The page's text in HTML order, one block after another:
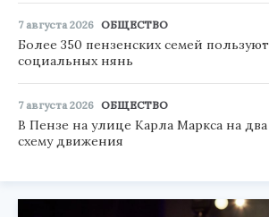
7 августа 2026 ОБЩЕСТВО
Более 350 пензенских семей
социальных нянь
7 августа 2026 ОБЩЕСТВО
В Пензе на улице Карла Маркса на
схему движения